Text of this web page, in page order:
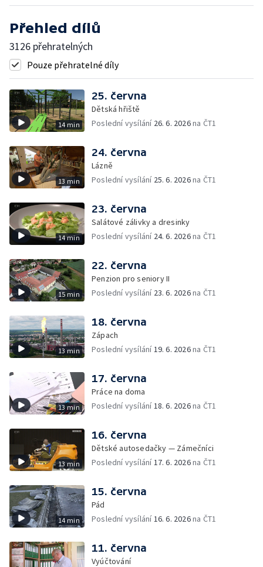
Přehled dílů
3126 přehratelných
Pouze přehratelné díly
14 min
25. června
Dětská hřiště
Poslední vysílání 26. 6. 2026na ČT1
13 min
24. června
Lázně
Poslední vysílání 25. 6. 2026na ČT1
14 min
23. června
Salátové zálivky a dresinky
Poslední vysílání 24. 6. 2026na ČT1
15 min
22. června
Penzion pro seniory II
Poslední vysílání 23. 6. 2026na ČT1
13 min
18. června
Zápach
Poslední vysílání19. 6. 2026na ČT1
13 min
17. června
Práce na doma
Poslední vysílání18. 6. 2026na ČT1
13 min
16. června
Dětské autosedačky — Zámečníci
Poslední vysílání17. 6. 2026na ČT1
14 min
15. června
Pád
Poslední vysílání16. 6. 2026na ČT1
11. června
Vyúčtování